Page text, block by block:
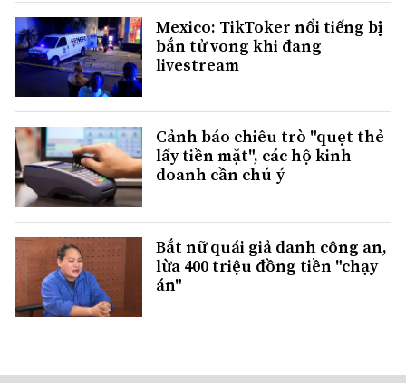
Mexico: TikToker nổi tiếng bị
bắn tử vong khi đang
livestream
Cảnh báo chiêu trò "quẹt thẻ
lấy tiền mặt", các hộ kinh
doanh cần chú ý
Bắt nữ quái giả danh công an,
lừa 400 triệu đồng tiền "chạy
án"